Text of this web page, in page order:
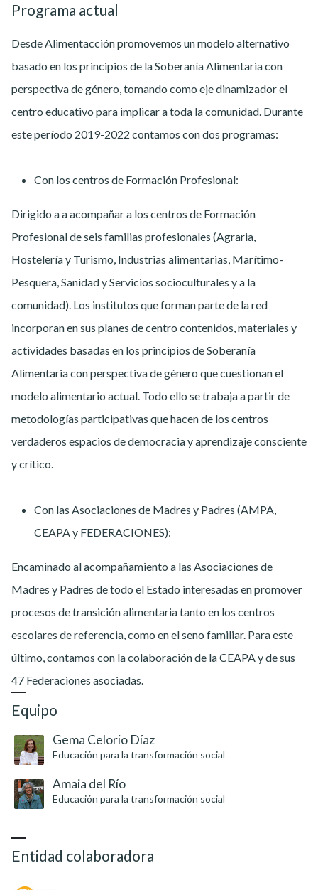
Programa actual
Desde Alimentacción promovemos un modelo alternativo
basado en los principios de la Soberanía Alimentaria con
perspectiva de género, tomando como eje dinamizador el
centro educativo para implicar a toda la comunidad. Durante
este período 2019-2022 contamos con dos programas:
Con los centros de Formación Profesional:
Dirigido a a acompañar a los centros de Formación
Profesional de seis familias profesionales (Agraria,
Hostelería y Turismo, Industrias alimentarias, Marítimo-
Pesquera, Sanidad y Servicios socioculturales y a la
comunidad). Los institutos que forman parte de la red
incorporan en sus planes de centro contenidos, materiales y
actividades basadas en los principios de Soberanía
Alimentaria con perspectiva de género que cuestionan el
modelo alimentario actual. Todo ello se trabaja a partir de
metodologías participativas que hacen de los centros
verdaderos espacios de democracia y aprendizaje consciente
y crítico.
Con las Asociaciones de Madres y Padres (AMPA,
CEAPA y FEDERACIONES):
Encaminado al acompañamiento a las Asociaciones de
Madres y Padres de todo el Estado interesadas en promover
procesos de transición alimentaria tanto en los centros
escolares de referencia, como en el seno familiar. Para este
último, contamos con la colaboración de la CEAPA y de sus
47 Federaciones asociadas.
Equipo
Gema Celorio Díaz
Educación para la transformación social
Amaia del Río
Educación para la transformación social
Entidad colaboradora